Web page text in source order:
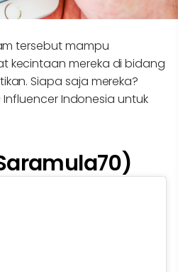
tersebut mampu
kecintaan mereka di bidang
Siapa saja mereka?
Influencer Indonesia untuk